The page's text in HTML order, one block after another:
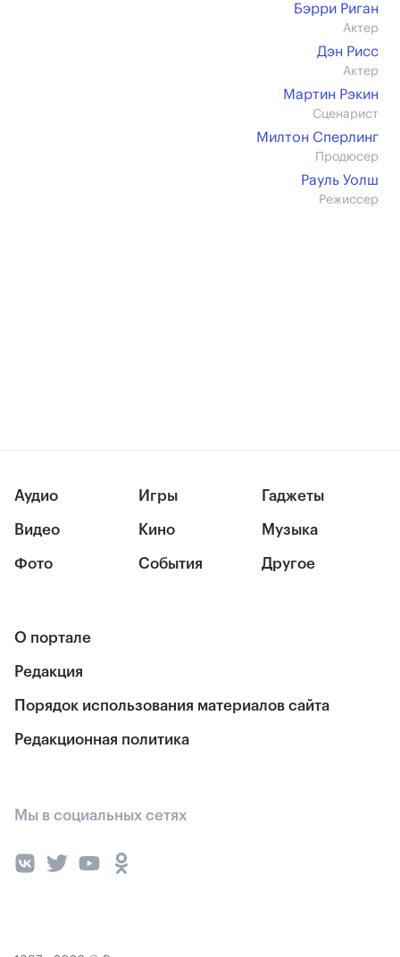
Бэрри Риган
Актер
Дэн Рисс
Актер
Мартин Рэкин
Сценарист
Милтон Сперлинг
Продюсер
Рауль Уолш
Режиссер
Аудио
Видео
Фото
Игры
Кино
События
Гаджеты
Музыка
Другое
О портале
Редакция
Порядок использования материалов сайта
Редакционная политика
Мы в социальных сетях